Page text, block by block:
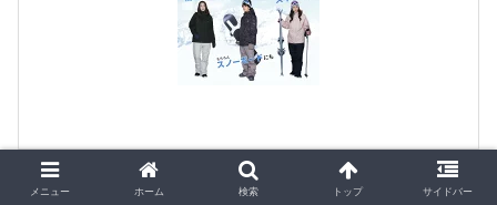
メニュー ホーム 検索 トップ サイドバー